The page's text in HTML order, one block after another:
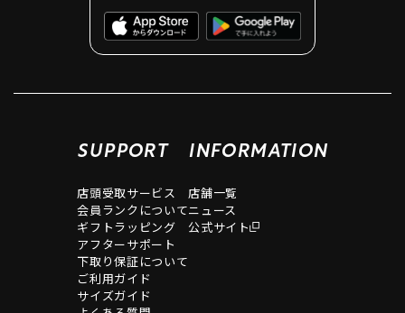
SUPPORT
店頭受取サービス
会員ランクについて
ギフトラッピング
アフターサポート
下取り保証について
ご利用ガイド
サイズガイド
INFORMATION
店舗一覧
ニュース
公式サイト